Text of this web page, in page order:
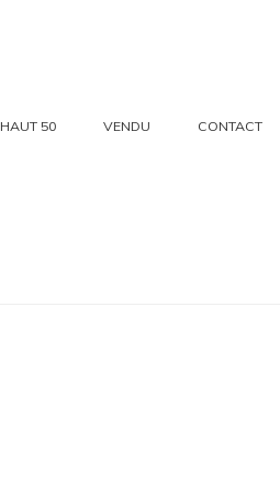
HAUT 50 VENDU CONTACT